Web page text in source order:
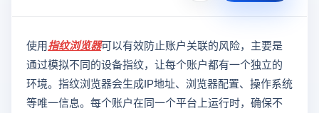
使用指纹浏览器可以有效防止账户关联的风险，主要是
通过模拟不同的设备指纹，让每个账户都有一个独立的
环境。指纹浏览器会生成IP地址、浏览器配置、操作系统
等唯一信息。每个账户在同一个平台上运行时，确保不